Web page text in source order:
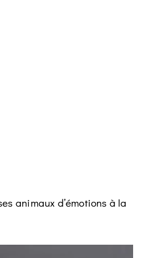
animaux d’émotions à la